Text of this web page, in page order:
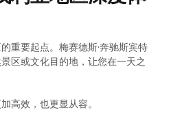
重要起点。梅赛德斯·奔驰斯宾特
区或文化目的地，让您在一天之
高效，也更显从容。